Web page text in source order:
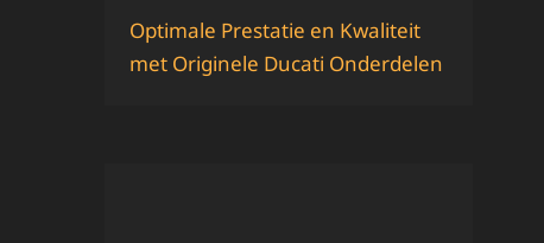
Optimale Prestatie en Kwaliteit
met Originele Ducati Onderdelen